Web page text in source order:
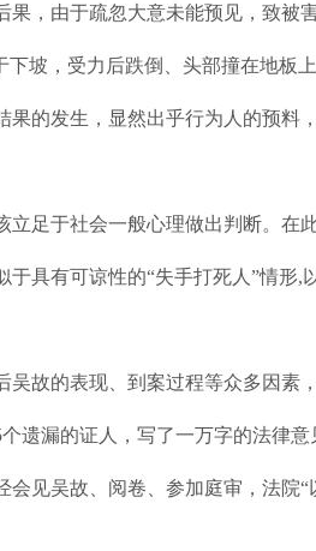
，由于疏忽大意未能预见，致被
坡，受力后跌倒、头部撞在地板
的发生，显然出乎行为人的预料
足于社会一般心理做出判断。在
具有可谅性的“失手打死人”情形,
故的表现、到案过程等众多因素
遗漏的证人，写了一万字的法律意
见吴故、阅卷、参加庭审，法院“